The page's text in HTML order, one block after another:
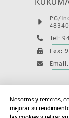
PG/
Tel:
Fax:
Nosotros y terceros,
mejorar su